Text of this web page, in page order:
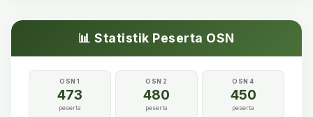
📊 Statistik Peserta OSN
OSN 1
473
peserta
OSN 2
480
peserta
OSN 4
450
peserta